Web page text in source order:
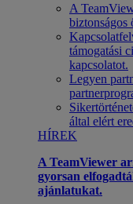
A
biztonságos
támogatási
kapcsolatot.
Legyen
által elért
HÍREK
A TeamViewer
gyorsan
ajánlatukat.